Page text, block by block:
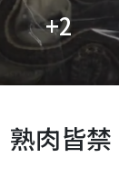
+2
熟肉皆禁